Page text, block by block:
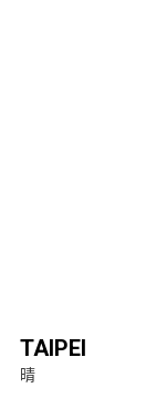
TAIPEI
晴